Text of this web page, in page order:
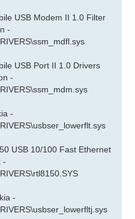
USB Modem II 1.0 Filter
-
USB Port II 1.0 Drivers
-
-
USB 10/100 Fast Ethernet
-
-